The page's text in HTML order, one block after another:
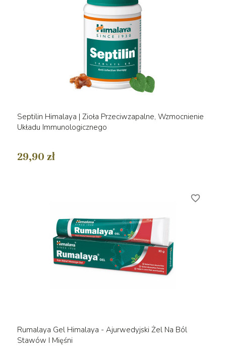
Septilin Himalaya | Zioła Przeciwzapalne, Wzmocnienie
Układu Immunologicznego
29,90 zł
Rumalaya Gel Himalaya - Ajurwedyjski Żel Na Ból
Stawów I Mięśni
favorite_border